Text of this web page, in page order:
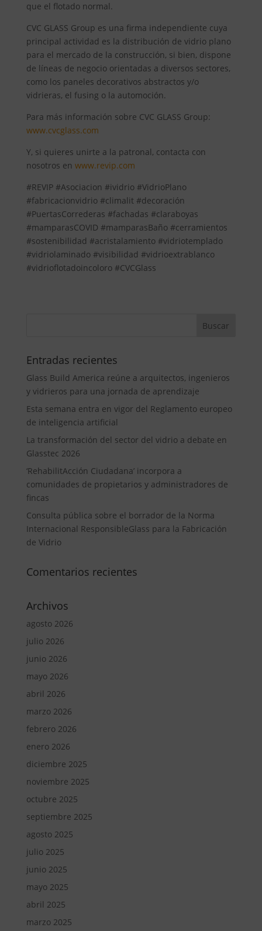
que el flotado normal.
CVC GLASS Group es una firma independiente cuya
principal actividad es la distribución de vidrio plano
para el mercado de la construcción, si bien, dispone
de líneas de negocio orientadas a diversos sectores,
como los paneles decorativos abstractos y/o
vidrieras, el fusing o la automoción.
Para más información sobre CVC GLASS Group:
www.cvcglass.com
Y, si quieres unirte a la patronal, contacta con
nosotros en www.revip.com
#REVIP #Asociacion #ividrio #VidrioPlano
#fabricacionvidrio #climalit #decoración
#PuertasCorrederas #fachadas #claraboyas
#mamparasCOVID #mamparasBaño #cerramientos
#sostenibilidad #acristalamiento #vidriotemplado
#vidriolaminado #visibilidad #vidrioextrablanco
#vidrioflotadoincoloro #CVCGlass
Entradas recientes
Glass Build America reúne a arquitectos, ingenieros
y vidrieros para una jornada de aprendizaje
Esta semana entra en vigor del Reglamento europeo
de inteligencia artificial
La transformación del sector del vidrio a debate en
Glasstec 2026
‘RehabilitAcción Ciudadana’ incorpora a
comunidades de propietarios y administradores de
fincas
Consulta pública sobre el borrador de la Norma
Internacional ResponsibleGlass para la Fabricación
de Vidrio
Comentarios recientes
Archivos
agosto 2026
julio 2026
junio 2026
mayo 2026
abril 2026
marzo 2026
febrero 2026
enero 2026
diciembre 2025
noviembre 2025
octubre 2025
septiembre 2025
agosto 2025
julio 2025
junio 2025
mayo 2025
abril 2025
marzo 2025